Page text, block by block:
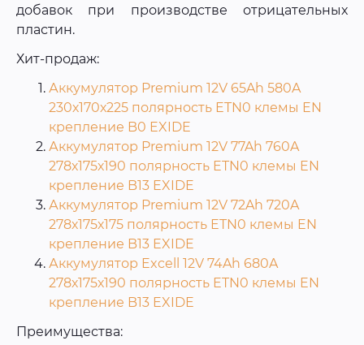
добавок при производстве отрицательных
пластин.
Хит-продаж:
Аккумулятор Premium 12V 65Ah 580A
230х170х225 полярность ETN0 клемы EN
крепление B0 EXIDE
Аккумулятор Premium 12V 77Ah 760A
278х175х190 полярность ETN0 клемы EN
крепление B13 EXIDE
Аккумулятор Premium 12V 72Ah 720A
278х175х175 полярность ETN0 клемы EN
крепление B13 EXIDE
Аккумулятор Excell 12V 74Ah 680A
278х175х190 полярность ETN0 клемы EN
крепление B13 EXIDE
Преимущества: